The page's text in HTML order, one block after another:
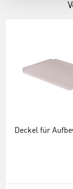
Deckel für